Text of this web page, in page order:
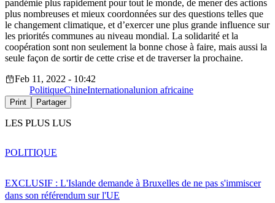
pandémie plus rapidement pour tout le monde, de mener des actions
plus nombreuses et mieux coordonnées sur des questions telles que
le changement climatique, et d’exercer une plus grande influence sur
les priorités communes au niveau mondial. La solidarité et la
coopération sont non seulement la bonne chose à faire, mais aussi la
seule façon de sortir de cette crise et de traverser la prochaine.
Feb 11, 2022 - 10:42
PolitiqueChineInternationalunion africaine
Print Partager
LES PLUS LUS
EXCLUSIF : L'Islande demande à Bruxelles de ne pas s'immiscer
dans son référendum sur l'UE
POLITIQUE